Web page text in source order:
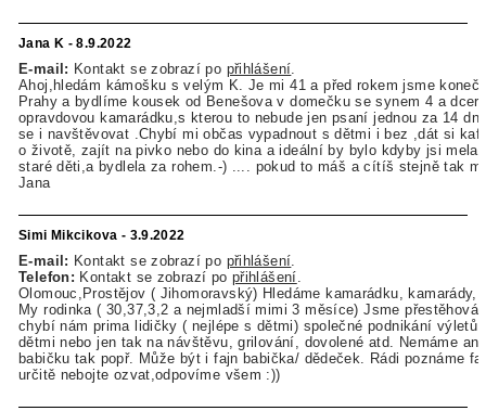
Jana K - 8.9.2022
E-mail: Kontakt se zobrazí po přihlášení
Ahoj,hledám kámošku s velým K. Je mi 41 a před rokem jsme
Prahy a bydlíme kousek od Benešova v domečku se synem 4 a
opravdovou kamarádku,s kterou to nebude jen psaní jednou za 14
se i navštěvovat .Chybí mi občas vypadnout s dětmi i bez ,dát si
o životě, zajít na pivko nebo do kina a ideální by bylo kdyby jsi mela
staré děti,a bydlela za rohem.-) .... pokud to máš a cítíš stejně tak
Jana
Simi Mikcikova - 3.9.2022
E-mail: Kontakt se zobrazí po přihlášení
Telefon: Kontakt se zobrazí po přihlášení
Olomouc,Prostějov ( Jihomoravský) Hledáme kamarádku, kamarády,
My rodinka ( 30,37,3,2 a nejmladší mimi 3 měsíce) Jsme
chybí nám prima lidičky ( nejlépe s dětmi) společné podnikání výletů
dětmi nebo jen tak na návštěvu, grilování, dovolené atd. Nemáme ani
babičku tak popř. Může být i fajn babička/ dědeček. Rádi poznáme
určitě nebojte ozvat,odpovíme všem :))